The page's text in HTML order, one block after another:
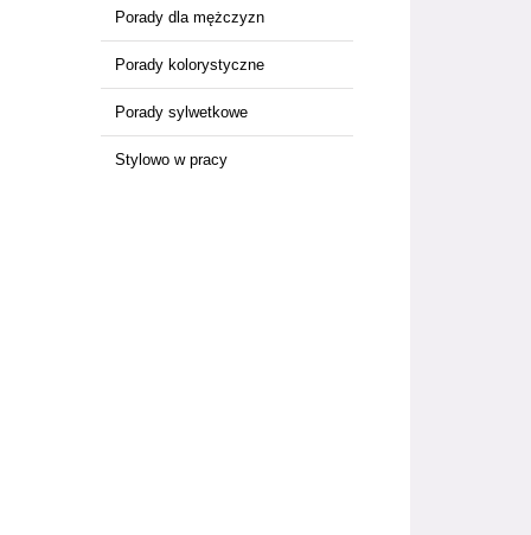
Porady dla mężczyzn
Porady kolorystyczne
Porady sylwetkowe
Stylowo w pracy